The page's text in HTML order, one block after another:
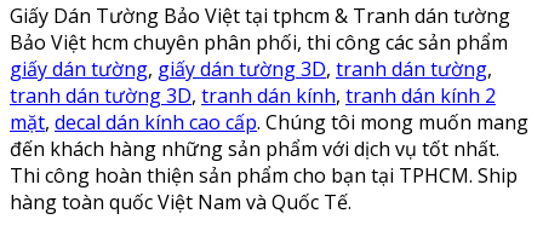
Giấy Dán Tường Bảo Việt tại tphcm & Tranh dán tường
Bảo Việt hcm chuyên phân phối, thi công các sản phẩm
giấy dán tường, giấy dán tường 3D, tranh dán tường,
tranh dán tường 3D, tranh dán kính, tranh dán kính 2
mặt, decal dán kính cao cấp. Chúng tôi mong muốn mang
đến khách hàng những sản phẩm với dịch vụ tốt nhất.
Thi công hoàn thiện sản phẩm cho bạn tại TPHCM. Ship
hàng toàn quốc Việt Nam và Quốc Tế.